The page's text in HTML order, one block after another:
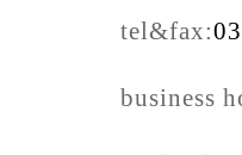
tel&fax:
business